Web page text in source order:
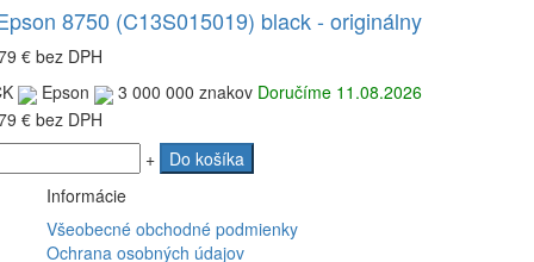
8750 (C13S015019) black - originálny
€bez DPH
Epson 3 000 000 znakov Doručíme 11.08.2026
€bez DPH
+
Do košíka
Informácie
Všeobecné obchodné podmienky
Ochrana osobných údajov